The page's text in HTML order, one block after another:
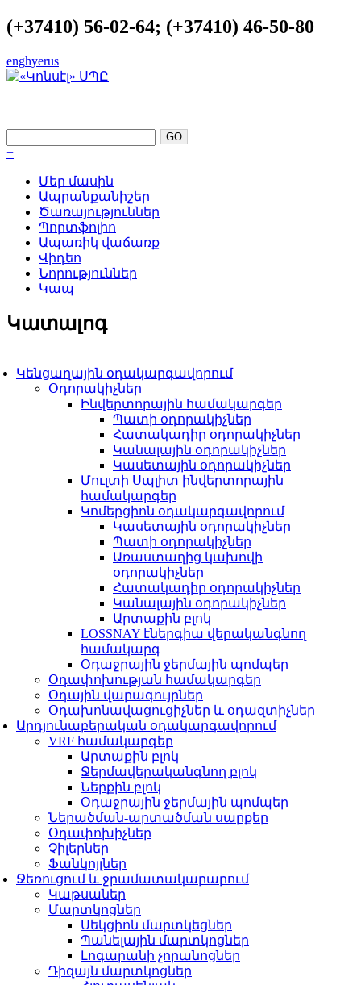
(+37410) 56-02-64; (+37410) 46-50-80
enghyerus
+
Մեր մասին
Ապրանքանիշեր
Ծառայություններ
Պորտֆոլիո
Ապառիկ վաճառք
Վիդեո
Նորություններ
Կապ
Կատալոգ
Կենցաղային օդակարգավորում
Օդորակիչներ
Ինվերտորային համակարգեր
Պատի օդորակիչներ
Հատակադիր օդորակիչներ
Կանալային օդորակիչներ
Կասետային օդորակիչներ
Մուլտի Սպլիտ ինվերտորային
համակարգեր
Կոմերցիոն օդակարգավորում
Կասետային օդորակիչներ
Պատի օդորակիչներ
Առաստաղից կախովի
օդորակիչներ
Հատակադիր օդորակիչներ
Կանալային օդորակիչներ
Արտաքին բլոկ
LOSSNAY էներգիա վերականգնող
համակարգ
Օդաջրային ջերմային պոմպեր
Օդափոխության համակարգեր
Օդային վարագույրներ
Օդախոնավացուցիչներ և օդազտիչներ
Արդյունաբերական օդակարգավորում
VRF համակարգեր
Արտաքին բլոկ
Ջերմավերականգնող բլոկ
Ներքին բլոկ
Օդաջրային ջերմային պոմպեր
Ներածման-արտածման սարքեր
Օդափոխիչներ
Չիլերներ
Ֆանկոյլներ
Ջեռուցում և ջրամատակարարում
Կաթսաներ
Մարտկոցներ
Սեկցիոն մարտկեցներ
Պանելային մարտկոցներ
Լոգարանի չորանոցներ
Դիզայն մարտկոցներ